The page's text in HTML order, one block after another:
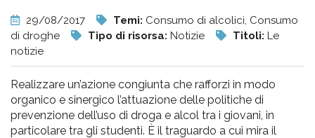
29/08/2017 Temi: Consumo di alcolici, Consumo
di droghe
Tipo di risorsa: Notizie Titoli: Le
notizie
Realizzare un’azione congiunta che rafforzi in modo
organico e sinergico l’attuazione delle politiche di
prevenzione dell’uso di droga e alcol tra i giovani, in
particolare tra gli studenti. È il traguardo a cui mira il